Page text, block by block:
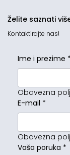
Želite saznati
Kontaktirajte nas!
Ime i prezime *
Obavezna
E-mail *
Obavezna
Vaša poruka *